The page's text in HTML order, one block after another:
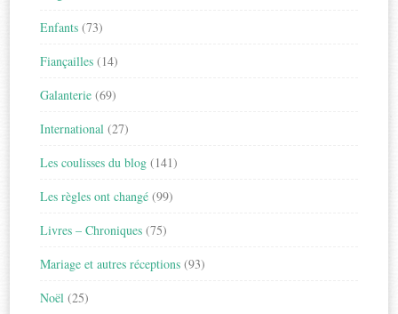
Enfants (73)
Fiançailles (14)
Galanterie (69)
International (27)
Les coulisses du blog (141)
Les règles ont changé (99)
Livres – Chroniques (75)
Mariage et autres réceptions (93)
Noël (25)